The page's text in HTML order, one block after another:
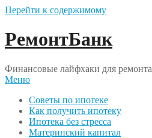
Перейти к содержимому
РемонтБанк
Финансовые лайфхаки для ремонта
Меню
Советы по ипотеке
Как получить ипотеку
Ипотека без стресса
Материнский капитал